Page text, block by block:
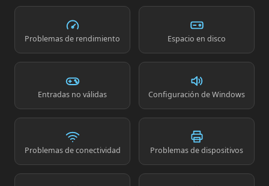
Problemas de rendimiento Espacio en disco
Entradas no válidas Configuración de Windows
Problemas de conectividad Problemas de dispositivos